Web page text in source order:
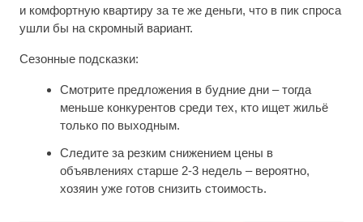
и комфортную квартиру за те же деньги, что в пик спроса
ушли бы на скромный вариант.
Сезонные подсказки:
Смотрите предложения в будние дни – тогда
меньше конкурентов среди тех, кто ищет жильё
только по выходным.
Следите за резким снижением цены в
объявлениях старше 2-3 недель – вероятно,
хозяин уже готов снизить стоимость.